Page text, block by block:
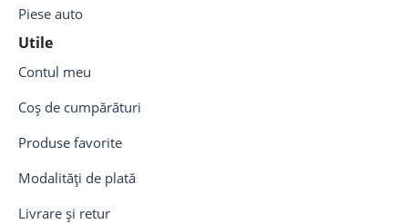
Piese auto
Utile
Contul meu
Coș de cumpărături
Produse favorite
Modalități de plată
Livrare și retur